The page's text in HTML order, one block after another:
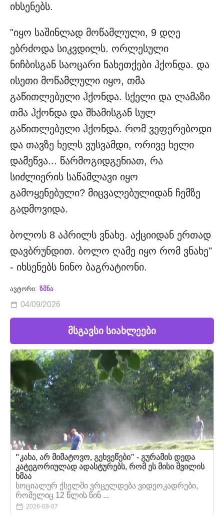
იხსენებს.
"იყო საშინლად მოწამლული, 9 დღე
ებრძოდა სიკვდილს. ორლესული
ნიჩბისგან საოცარი ნახეთქები ჰქონდა. და
ისეთი მოწამლული იყო, თმა
გაწითლებული ჰქონდა. სქელი და ლამაზი
თმა ჰქონდა და შხამისგან სულ
გაწითლებული ჰქონდა. რომ ვეფერებოდი
და თავზე ხელს ვუსვამდი, ორივე ხელი
დამეწვა... წარმოგიდგენიათ, რა
სიძლიერის საწამლავი იყო
გამოყენებული? მიცვალებულიდან ჩემზე
გადმოვიდა.
ბოლოს 8 აპრილს ვნახე. აქციიდან ერთად
დავბრუნდით. ბოლო ღამე იყო რომ ვნახე"
- იხსენებს ნინო ბაგრატიონი.
ავტორი: ზმნა
04/09/2026
მსგავსი სიახლეები
"კახა, არ მიმატოვო, გეხვეწები” - გურამის დედა
კატეგორიულად ადასტურებს, რომ ეს მისი შვილის
ხმაა
სოციალურ ქსელში ვრცელდება ვიდეოკადრები,
რომელიც 12 წლის წინ ...
2026-08-07